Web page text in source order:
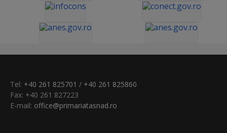
Tel: +40 261 825701 / +40 261 825860
Fax: +40 261 827223
E-mail: office@primariatasnad.ro